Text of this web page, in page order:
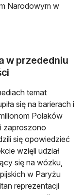
w nowej karcie
Narodowym w
w przededniu
temat
się na barierach i
Polaków
zaproszono
się opowiedzieć
wzięli udział
się na wózku,
w Paryżu
reprezentacji